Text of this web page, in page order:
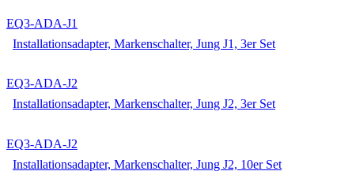
EQ3-ADA-J1
Installationsadapter, Markenschalter, Jung J1, 3er Set
EQ3-ADA-J2
Installationsadapter, Markenschalter, Jung J2, 3er Set
EQ3-ADA-J2
Installationsadapter, Markenschalter, Jung J2, 10er Set